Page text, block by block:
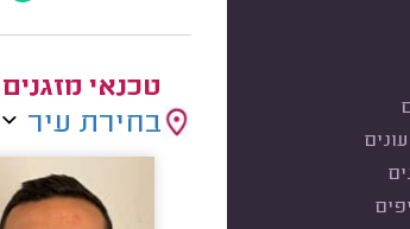
טכנאי
בחירת עיר